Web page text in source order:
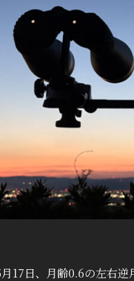
17日、月齢0.6の左右逆